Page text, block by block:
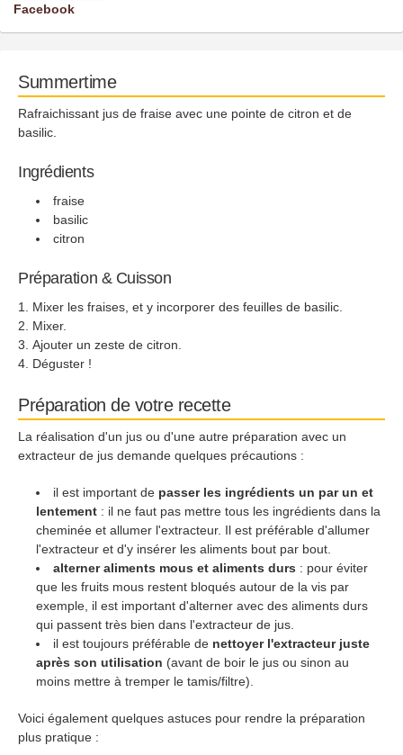
Facebook
Summertime
Rafraichissant jus de fraise avec une pointe de citron et de
basilic.
Ingrédients
fraise
basilic
citron
Préparation & Cuisson
Mixer les fraises, et y incorporer des feuilles de basilic.
Mixer.
Ajouter un zeste de citron.
Déguster !
Préparation de votre recette
La réalisation d'un jus ou d'une autre préparation avec un
extracteur de jus demande quelques précautions :
il est important de passer les ingrédients un par un et
lentement : il ne faut pas mettre tous les ingrédients dans la
cheminée et allumer l'extracteur. Il est préférable d'allumer
l'extracteur et d'y insérer les aliments bout par bout.
alterner aliments mous et aliments durs : pour éviter
que les fruits mous restent bloqués autour de la vis par
exemple, il est important d'alterner avec des aliments durs
qui passent très bien dans l'extracteur de jus.
il est toujours préférable de nettoyer l'extracteur juste
après son utilisation (avant de boir le jus ou sinon au
moins mettre à tremper le tamis/filtre).
Voici également quelques astuces pour rendre la préparation
plus pratique :